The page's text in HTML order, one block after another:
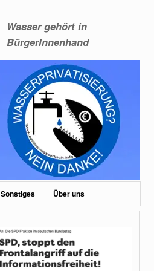
Wasser gehört in
BürgerInnenhand
Sonstiges Über uns